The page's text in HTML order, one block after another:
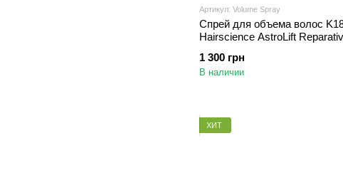
Артикул: Volume Spray
Спрей для объема волос
Hairscience AstroLift
1 300 грн
В наличии
ХИТ